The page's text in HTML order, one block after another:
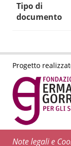
Tipo di
documento
Progetto
Note legali e